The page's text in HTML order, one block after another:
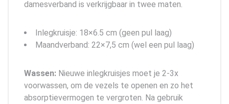
damesverband is verkrijgbaar in twee maten.
Inlegkruisje: 18×6.5 cm (geen pul laag)
Maandverband: 22×7,5 cm (wel een pul laag)
Wassen: Nieuwe inlegkruisjes moet je 2-3x
voorwassen, om de vezels te openen en zo het
absorptievermogen te vergroten. Na gebruik